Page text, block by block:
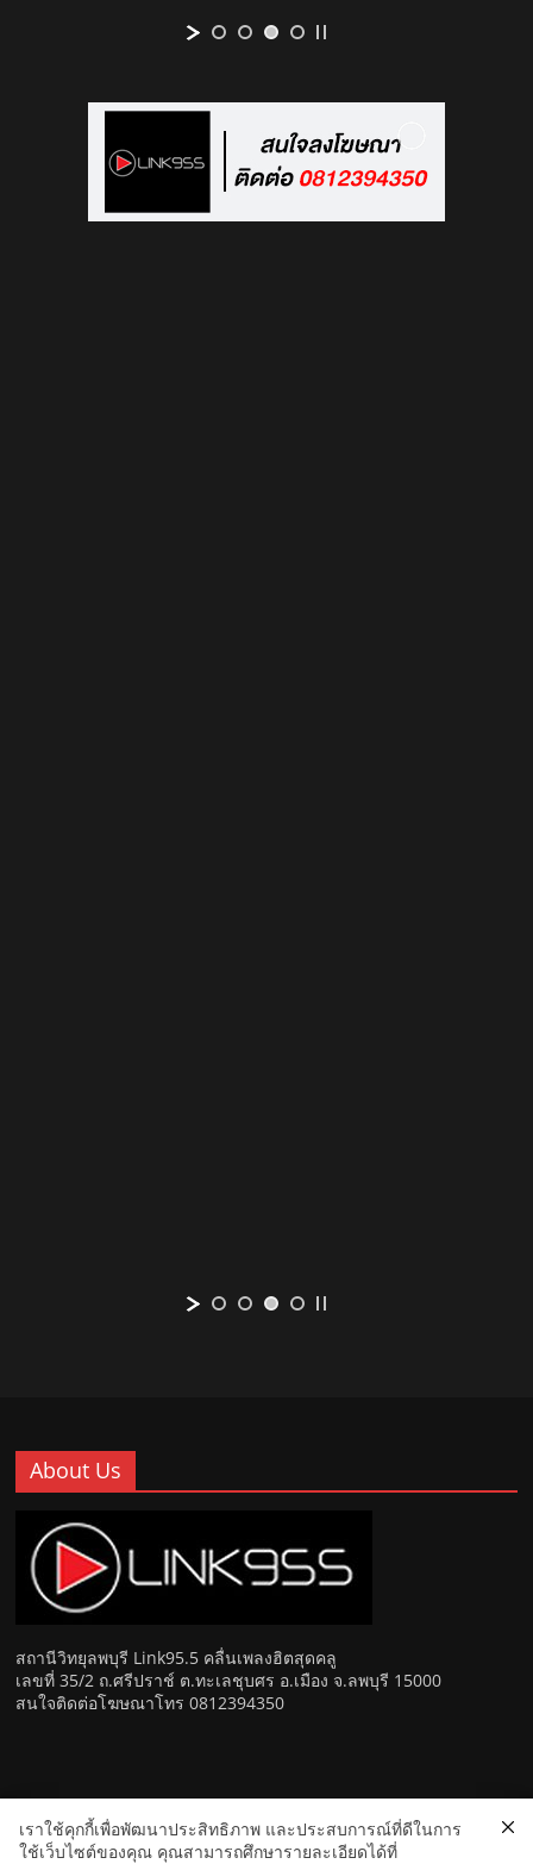
About Us
สถานีวิทยุลพบุรี Link95.5 คลื่นเพลงฮิตสุดคลู
เลขที่ 35/2 ถ.ศรีปราช์ ต.ทะเลชุบศร อ.เมือง จ.ลพบุรี 15000
สนใจติดต่อโฆษณาโทร 0812394350
Copyright © 2026Link 95.5 คลื่นเพลงฮิตสุดคูล สถานีวิทยุ FM
เราใช้คุกกี้เพื่อพัฒนาประสิทธิภาพ และประสบการณ์ที่ดีในการ
ใช้เว็บไซต์ของคุณ คุณสามารถศึกษารายละเอียดได้ที่